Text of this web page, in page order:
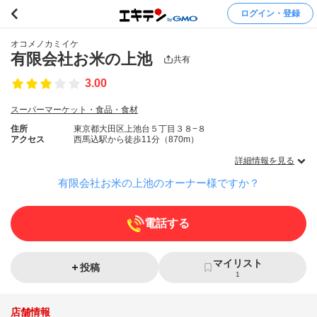
ログイン・登録
オコメノカミイケ
有限会社お米の上池 共有
3.00
スーパーマーケット・食品・食材
住所
東京都大田区上池台５丁目３８−８
アクセス
西馬込駅から徒歩11分（870m）
詳細情報を見る
有限会社お米の上池のオーナー様ですか？
電話する
投稿 マイリスト
1
店舗情報